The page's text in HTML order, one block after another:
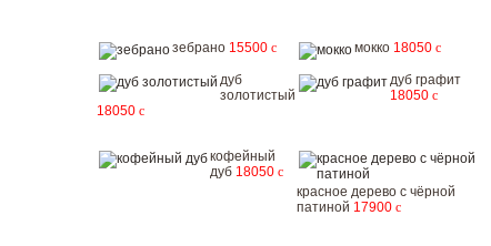
зебрано 15500 c мокко 18050 c
дуб
золотистый
18050 c
дуб графит
18050 c
кофейный
дуб 18050 c
красное дерево с чёрной
патиной 17900 c